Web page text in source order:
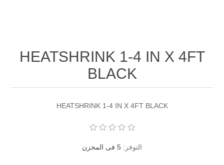
HEATSHRINK 1-4 IN X 4FT
BLACK
HEATSHRINK 1-4 IN X 4FT BLACK
التوفر: 5 فى المخزن